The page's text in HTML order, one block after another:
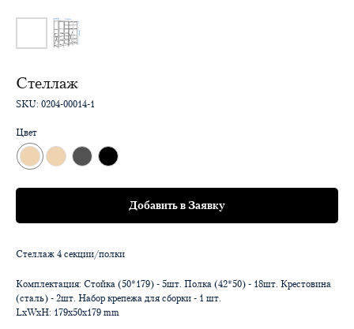
Стеллаж
SKU: 0204-00014-1
Цвет
Добавить в Заявку
Стеллаж 4 секции/полки
Комплектация: Стойка (50*179) - 5шт. Полка (42*50) - 18шт. Крестовина
(сталь) - 2шт. Набор крепежа для сборки - 1 шт.
LxWxH: 179x50x179 mm